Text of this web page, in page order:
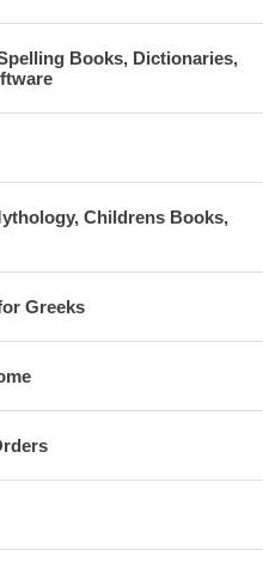
Books, Dictionaries,
Childrens Books,
Greeks